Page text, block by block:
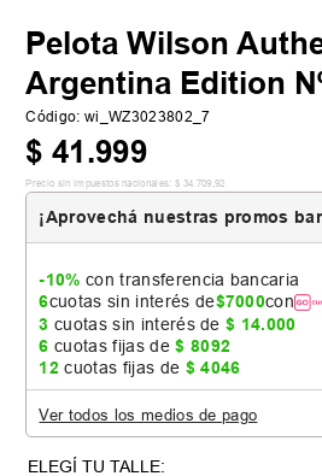
Pelota Wilson
Argentina Edition
Código: wi_WZ3023802_7
$ 41.999
Precio sin impuestos nacionales: $ 34.709 ,92
¡Aprovechá nuestras promos
-10% con transferencia bancaria
6cuotas sin interés de$7000con
3 cuotas sin interés de$ 14.000
6 cuotas fijas de$ 8092
12 cuotas fijas de $ 4046
Ver todos los medios de pago